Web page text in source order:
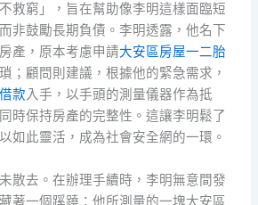
救窮」，旨在幫助像李明這樣面臨短
非鼓勵長期負債。李明透露，他名下
產，原本考慮申請大安區房屋一二胎
；顧問則建議，根據他的緊急需求，
款入手，以手頭的測量儀器作為抵
時保持房產的完整性。這讓李明鬆了
此靈活，成為社會安全網的一環。
散去。在辦理手續時，李明無意間發
著一個蹊蹺：他所測量的一塊大安區